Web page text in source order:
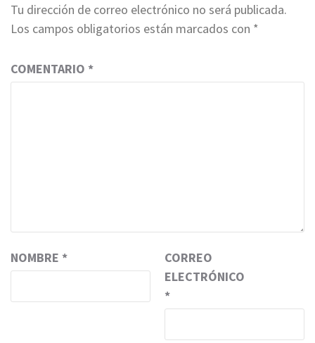
Tu dirección de correo electrónico no será publicada.
Los campos obligatorios están marcados con *
COMENTARIO *
NOMBRE *
CORREO
ELECTRÓNICO
*